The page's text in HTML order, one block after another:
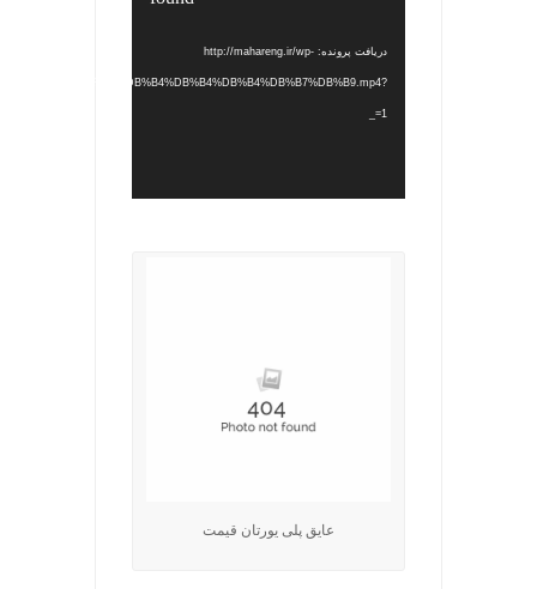
دریافت پرونده: http://mahareng.ir/wp-
_=1
عایق پلی یورتان قیمت